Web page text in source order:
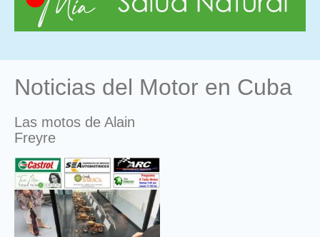
Noticias del Motor en Cuba
Las motos de Alain
Freyre